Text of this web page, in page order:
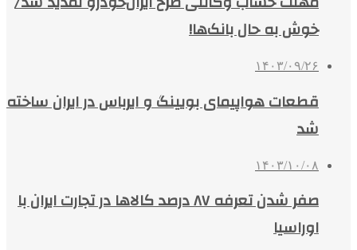
خوش به حال بانک‌ها!
۱۴۰۳/۰۹/۲۶
قطعات هواپیمای بویینگ و ایرباس در ایران ساخته
شد
۱۴۰۳/۱۰/۰۸
صفر شدن تعرفه ۸۷ درصد کالاها در تجارت ایران با
اوراسیا